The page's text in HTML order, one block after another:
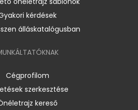
kérdések
álláskatalógusban
Cégprofilom
szerkesztése
kereső